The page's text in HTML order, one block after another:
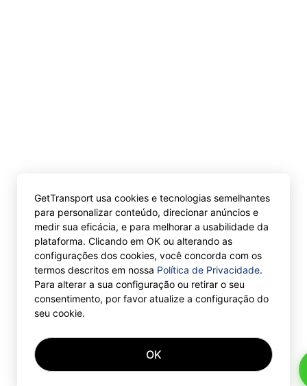
GetTransport usa cookies e tecnologias semelhantes
para personalizar conteúdo, direcionar anúncios e
medir sua eficácia, e para melhorar a usabilidade da
plataforma. Clicando em OK ou alterando as
configurações dos cookies, você concorda com os
termos descritos em nossa Política de Privacidade.
Para alterar a sua configuração ou retirar o seu
consentimento, por favor atualize a configuração do
seu cookie.
OK